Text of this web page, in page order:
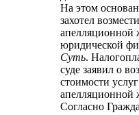
На этом
захотел
апелляционной
юридической
Суть.
суде заявил o
стоимости
апелляционной
Согласно